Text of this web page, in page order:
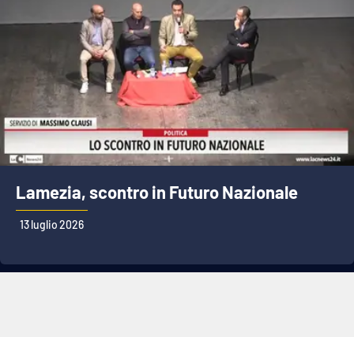
Lamezia, scontro in Futuro Nazionale
13 luglio 2026